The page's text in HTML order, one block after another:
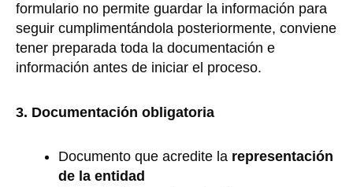
formulario no permite guardar la información para
seguir cumplimentándola posteriormente, conviene
tener preparada toda la documentación e
información antes de iniciar el proceso.
3. Documentación obligatoria
Documento que acredite la representación
de la entidad